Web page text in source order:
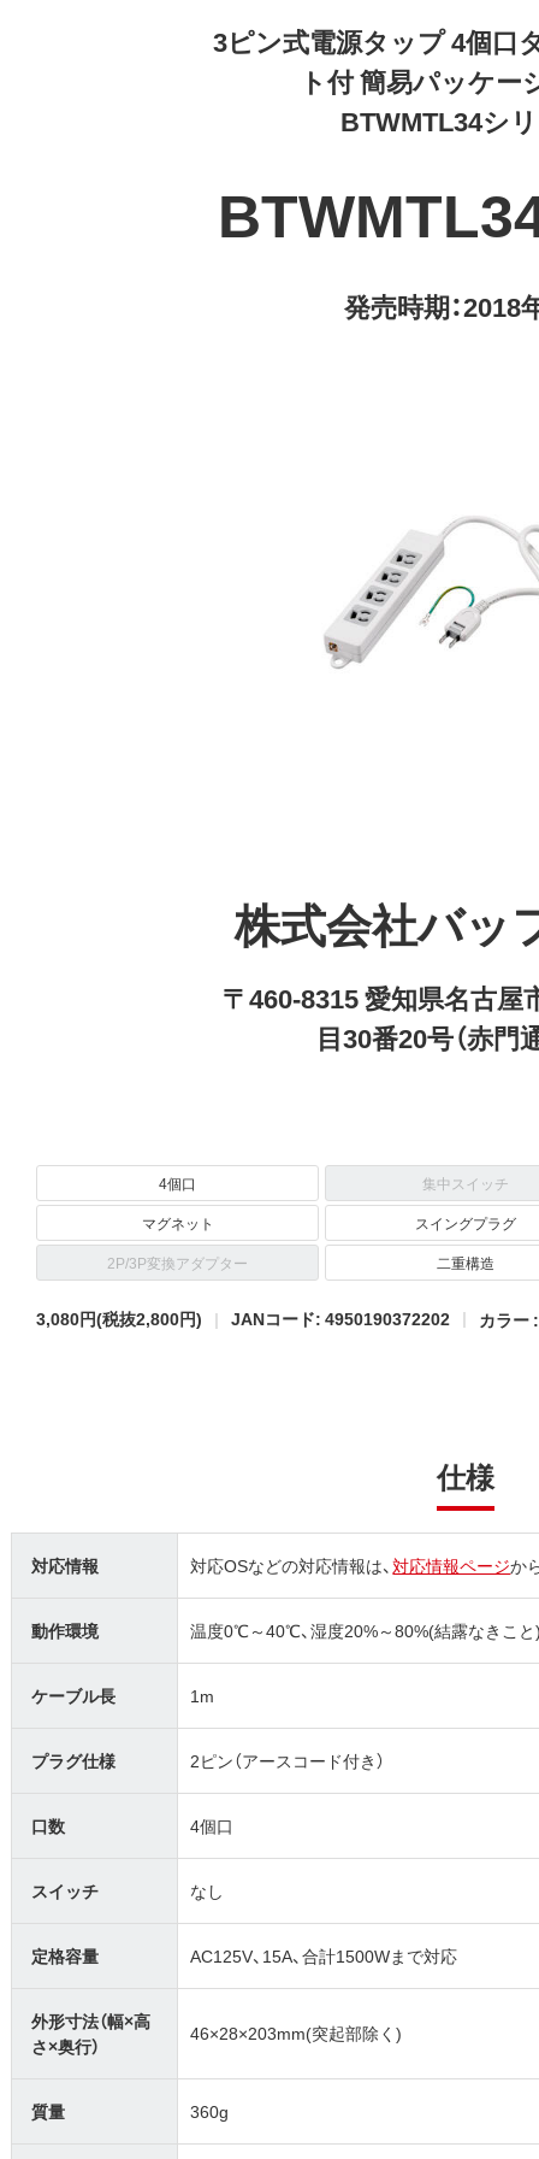
3ピン式電源タップ 4個口
ト付 簡易パッケー
BTWMTL34シ
発売時期：2018
株式会社バッ
〒460-8315 愛知県名古屋
目30番20号（赤門
4個口
集中スイッチ
マグネット
スイングプラグ
2P/3P変換アダプター
二重構造
3,080円(税抜2,800円) JANコード: 4950190372202 カラー :
仕様
対応情報 対応OSなどの対応情報は、対応情報ページか
動作環境 温度0℃～40℃、湿度20%～80%(結露なきこ
ケーブル長 1m
プラグ仕様 2ピン（アースコード付き）
口数 4個口
スイッチ なし
定格容量 AC125V、15A、合計1500Wまで対応
外形寸法（幅×高
さ×奥行）
46×28×203mm(突起部除く)
質量 360g